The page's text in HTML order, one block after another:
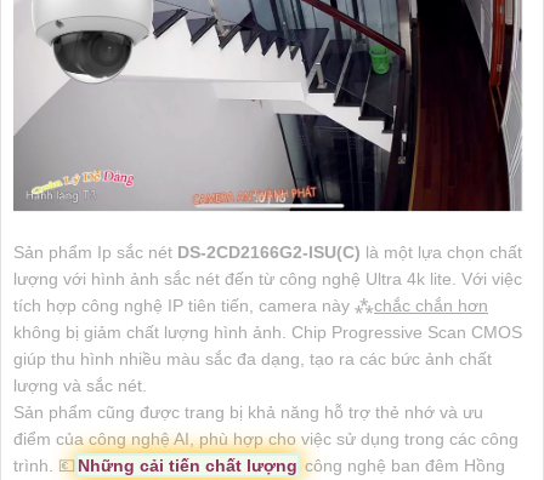
Sản phẩm Ip sắc nét DS-2CD2166G2-ISU(C) là một lựa chọn chất
lượng với hình ảnh sắc nét đến từ công nghệ Ultra 4k lite. Với việc
tích hợp công nghệ IP tiên tiến, camera này ⁂chắc chắn hơn
không bị giảm chất lượng hình ảnh. Chip Progressive Scan CMOS
giúp thu hình nhiều màu sắc đa dạng, tạo ra các bức ảnh chất
lượng và sắc nét.
Sản phẩm cũng được trang bị khả năng hỗ trợ thẻ nhớ và ưu
điểm của công nghệ AI, phù hợp cho việc sử dụng trong các công
trình. 💶 Những cải tiến chất lượng công nghệ ban đêm Hồng